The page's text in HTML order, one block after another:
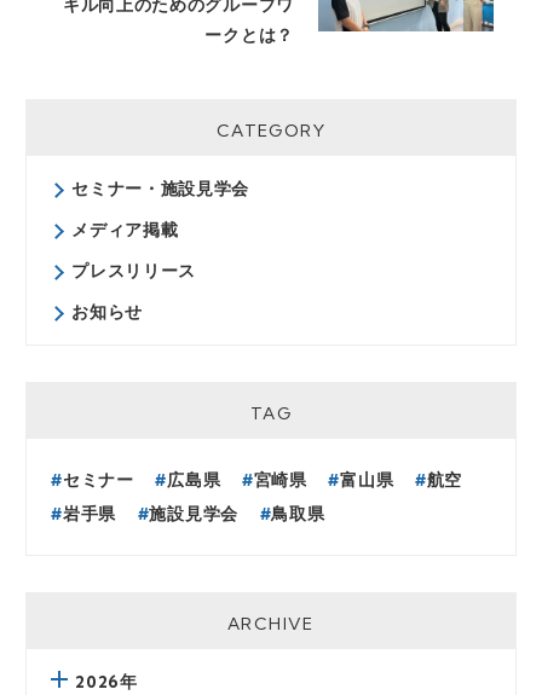
キル向上のためのグループワ
ークとは？
CATEGORY
セミナー・施設見学会
メディア掲載
プレスリリース
お知らせ
TAG
セミナー 広島県 宮崎県 富山県
航空
岩手県
施設見学会 鳥取県
ARCHIVE
2026年